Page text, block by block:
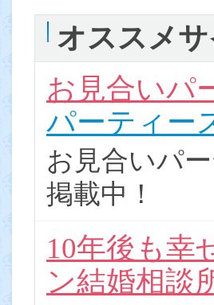
オススメサ
お見合いパ
パーティー
お見合いパ
掲載中！
10年後も幸
ン結婚相談